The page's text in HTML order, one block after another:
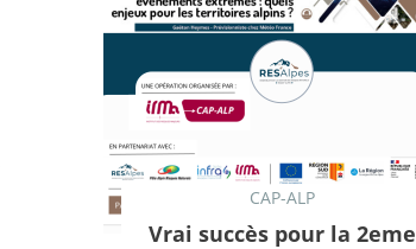
CAP-ALP
Vrai succès pour la 2eme